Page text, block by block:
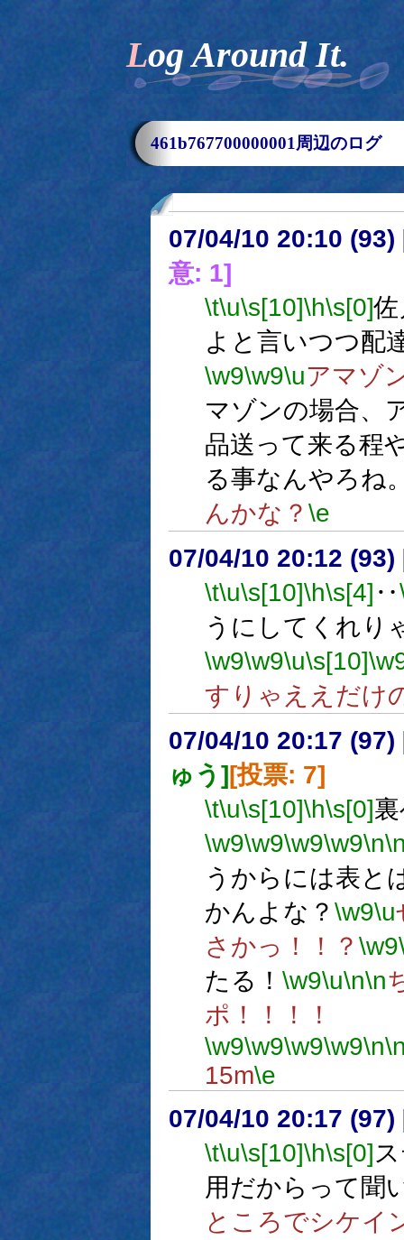
Log Around It.
461b767700000001周辺のログ
07/04/10 20:10 (93)
意: 1]
\t\u\s[10]\h\s[0]
よと言いつつ配
\w9\w9\uアマゾ
マゾンの場合、
品送って来る程
る事なんやろね
んかな？ \e
07/04/10 20:12 (93)
\t\u\s[10]\h\s[4] ‥
うにしてくれり
\w9\w9\u\s[10]
すりゃええだけ
07/04/10 20:17 (97)
ゅう] [投票: 7]
\t\u\s[10]\h\s[0]
\w9\w9\w9\w9\n
うからには表と
かんよな？ \w9\u
さかっ！！？ \w9
たる！ \w9\u\n\n
ポ！！！！
\w9\w9\w9\w9\n
15m\e
07/04/10 20:17 (97)
\t\u\s[10]\h\s[0]
用だからって聞
ところでシケイ